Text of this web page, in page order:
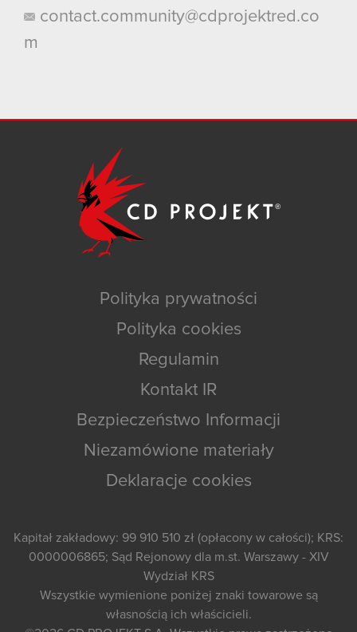
contact.community@cdprojektred.co
m
Polityka prywatności
Polityka cookies
Regulamin
Kontakt IR
Bezpieczeństwo Informacji
Niezamówione materiały
Deklaracje cookies
Kapitał zakładowy: 99 910 510 zł (opłacony w całości); KRS:
0000006865; Sąd Rejonowy dla m.st. Warszawy - XIV
Wydział KRS
Wszystkie wymienione poniżej znaki towarowe są
własnością ich właścicieli.